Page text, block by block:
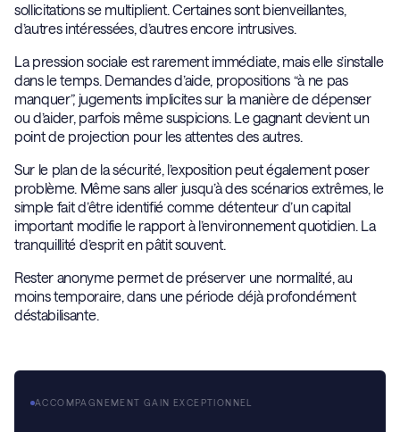
sollicitations se multiplient. Certaines sont bienveillantes,
d’autres intéressées, d’autres encore intrusives.
La pression sociale est rarement immédiate, mais elle s’installe
dans le temps. Demandes d’aide, propositions “à ne pas
manquer”, jugements implicites sur la manière de dépenser
ou d’aider, parfois même suspicions. Le gagnant devient un
point de projection pour les attentes des autres.
Sur le plan de la sécurité, l’exposition peut également poser
problème. Même sans aller jusqu’à des scénarios extrêmes, le
simple fait d’être identifié comme détenteur d’un capital
important modifie le rapport à l’environnement quotidien. La
tranquillité d’esprit en pâtit souvent.
Rester anonyme permet de préserver une normalité, au
moins temporaire, dans une période déjà profondément
déstabilisante.
ACCOMPAGNEMENT GAIN EXCEPTIONNEL